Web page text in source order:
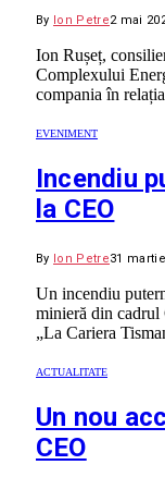
By Ion Petre2 mai
Ion Rușeț,
Complexului
compania în
EVENIMENT
Incendiu
la CEO
By Ion Petre31
Un incendiu
minieră din
„La Cariera
ACTUALITATE
Un nou
CEO